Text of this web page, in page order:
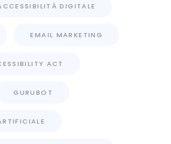
DIGITALE
EMAIL MARKETING
ACT
GURUBOT